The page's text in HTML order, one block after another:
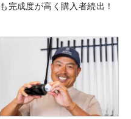
も完成度が高く購入者続出！